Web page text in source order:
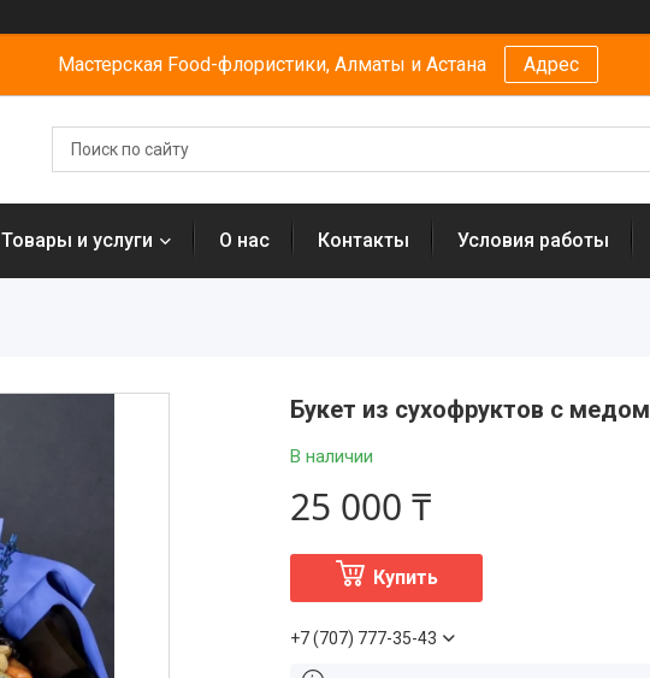
Мастерская Food-флористики, Алматы и Астана Адрес
Товары и услуги О нас Контакты Условия работы
Букет из сухофруктов с медом
В наличии
25 000 ₸
Купить
+7 (707) 777-35-43